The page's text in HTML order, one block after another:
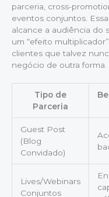
parceria, cross-
eventos conjuntos.
alcance a audiência do
um “efeito
clientes que talvez
negócio de outra forma.
Tipo de
Parceria
Guest Post
(Blog
Convidado)
Lives/Webinars
Conjuntos